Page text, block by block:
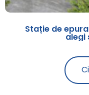
Stație de
alegi